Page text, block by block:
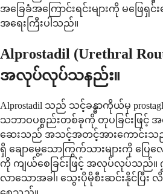
အခြေခံအကြောင်းရင်းများကို မဖြေရှင်
အရေးကြီးပါသည်။
Alprostadil (Urethral
အလုပ်လုပ်သနည်း။
Alprostadil သည် သင့်ခန္ဓာကိုယ်မှ
သဘာဝပစ္စည်းတစ်ခုကို တုပခြင်းဖြ
ဆေးသည် အသင့်အတင့်အားကောင်း
ရှိ ချောမွေ့သောကြွက်သားများကို ပြေလျ
ကို ကျယ်စေခြင်းဖြင့် အလုပ်လုပ်သည်။
လာသောအခါ၊ သွေးပိုမိုစီးဆင်းနိုင်ပြီ